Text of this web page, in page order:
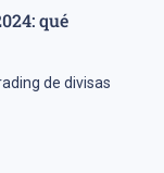
qué
de divisas